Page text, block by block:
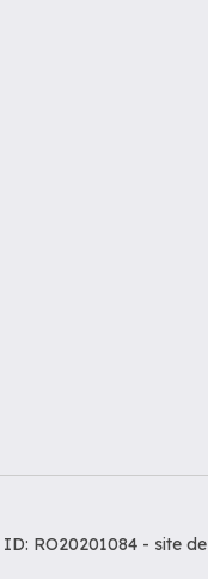
RO20201084 - site de